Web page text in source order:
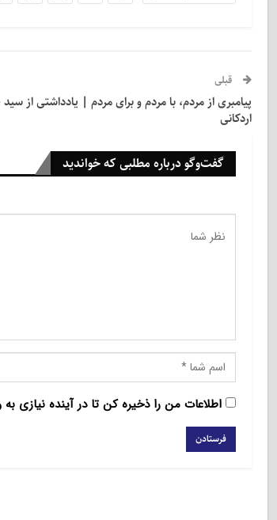
قبلی
پیامبری از مردم، با مردم و برای مردم | یادداشتی از
اردکانی
گفت‌وگو درباره مطلبی که خواندید
اطلاعات من را ذخیره کن تا در آینده نیازی